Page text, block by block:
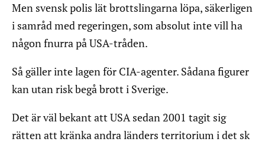
Men svensk polis lät brottslingarna löpa, säkerligen
i samråd med regeringen, som absolut inte vill ha
någon fnurra på USA-tråden.
Så gäller inte lagen för CIA-agenter. Sådana figurer
kan utan risk begå brott i Sverige.
Det är väl bekant att USA sedan 2001 tagit sig
rätten att kränka andra länders territorium i det sk